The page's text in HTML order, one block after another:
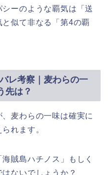
ーのような覇気は「送
似て非なる「第4の覇
レ考察｜麦わらの一
先は？
麦わらの一味は確実に
れます。
賊島ハチノス」もしく
ないでしょうか？